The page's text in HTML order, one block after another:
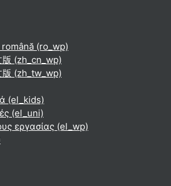
‎(ro_wp)‎
‎(zh_cn_wp)‎
‎(zh_tw_wp)‎
‎(el_kids)‎
‎(el_uni)‎
εργασίας ‎(el_wp)‎